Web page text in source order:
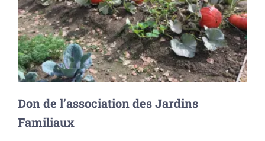
Don de l’association des Jardins
Familiaux